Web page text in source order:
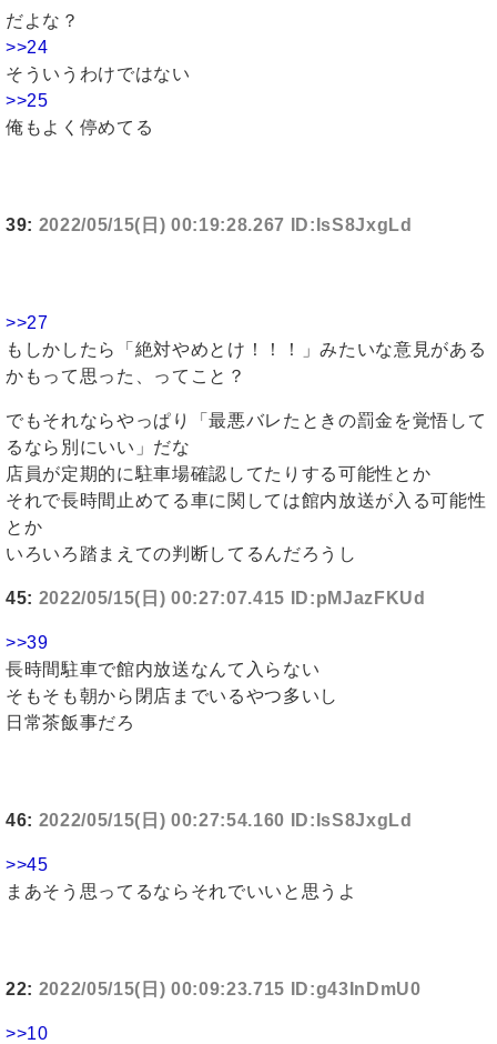
だよな？
>>24
そういうわけではない
>>25
俺もよく停めてる
39: 2022/05/15(日) 00:19:28.267 ID:IsS8JxgLd
>>27
もしかしたら「絶対やめとけ！！！」みたいな意見がある
かもって思った、ってこと？
でもそれならやっぱり「最悪バレたときの罰金を覚悟して
るなら別にいい」だな
店員が定期的に駐車場確認してたりする可能性とか
それで長時間止めてる車に関しては館内放送が入る可能性
とか
いろいろ踏まえての判断してるんだろうし
45: 2022/05/15(日) 00:27:07.415 ID:pMJazFKUd
>>39
長時間駐車で館内放送なんて入らない
そもそも朝から閉店までいるやつ多いし
日常茶飯事だろ
46: 2022/05/15(日) 00:27:54.160 ID:IsS8JxgLd
>>45
まあそう思ってるならそれでいいと思うよ
22: 2022/05/15(日) 00:09:23.715 ID:g43InDmU0
>>10